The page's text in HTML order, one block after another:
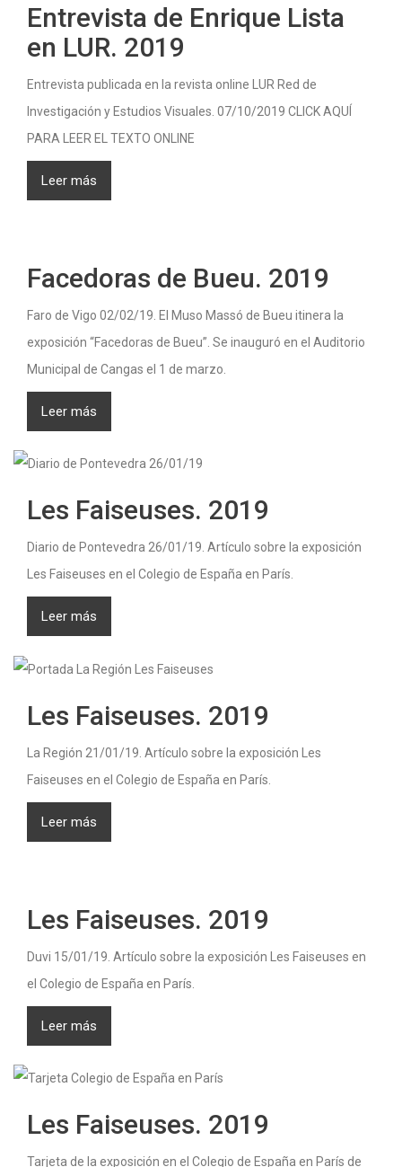
Entrevista de Enrique Lista
en LUR. 2019
Entrevista publicada en la revista online LUR Red de
Investigación y Estudios Visuales. 07/10/2019 CLICK AQUÍ
PARA LEER EL TEXTO ONLINE
Leer más
Facedoras de Bueu. 2019
Faro de Vigo 02/02/19. El Muso Massó de Bueu itinera la
exposición “Facedoras de Bueu”. Se inauguró en el Auditorio
Municipal de Cangas el 1 de marzo.
Leer más
Les Faiseuses. 2019
Diario de Pontevedra 26/01/19. Artículo sobre la exposición
Les Faiseuses en el Colegio de España en París.
Leer más
Les Faiseuses. 2019
La Región 21/01/19. Artículo sobre la exposición Les
Faiseuses en el Colegio de España en París.
Leer más
Les Faiseuses. 2019
Duvi 15/01/19. Artículo sobre la exposición Les Faiseuses en
el Colegio de España en París.
Leer más
Les Faiseuses. 2019
Tarjeta de la exposición en el Colegio de España en París de